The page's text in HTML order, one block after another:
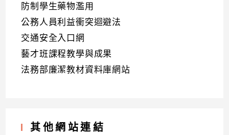
防制學生藥物濫用
公務人員利益衝突迴避法
交通安全入口網
藝才班課程教學與成果
法務部廉潔教材資料庫網站
其他網站連結